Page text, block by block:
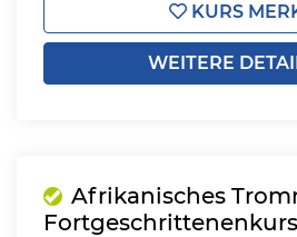
KURS
WEITERE
Afrikanisches
Fortgeschrittenenkurs